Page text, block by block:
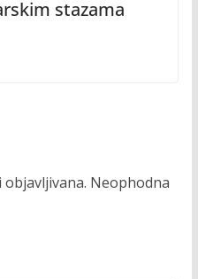
stazama
objavljivana. Neophodna